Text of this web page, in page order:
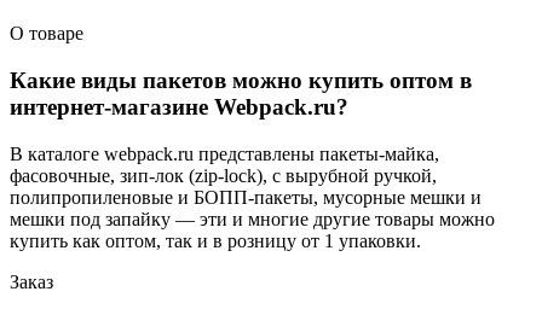
О товаре
Какие виды пакетов можно купить оптом в
интернет-магазине Webpack.ru?
В каталоге webpack.ru представлены пакеты-майка,
фасовочные, зип-лок (zip-lock), с вырубной ручкой,
полипропиленовые и БОПП-пакеты, мусорные мешки и
мешки под запайку — эти и многие другие товары можно
купить как оптом, так и в розницу от 1 упаковки.
Заказ